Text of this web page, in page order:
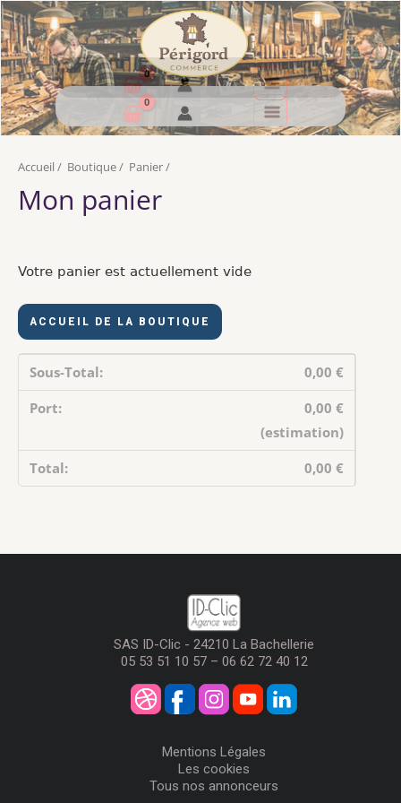
Accueil / Boutique/ Panier/
Mon panier
Votre panier est actuellement vide
ACCUEIL DE LA BOUTIQUE
0,00 €
0,00 €
(estimation)
0,00 €
SAS ID-Clic - 24210 La Bachellerie
05 53 51 10 57 – 06 62 72 40 12
Mentions Légales
Les cookies
Tous nos annonceurs